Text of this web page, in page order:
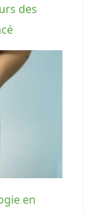
des
en